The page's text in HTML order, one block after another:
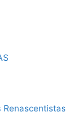
Renascentistas